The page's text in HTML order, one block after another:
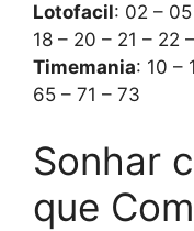
Lotofacil: 02 – 05
18 – 20 – 21 – 22
Timemania: 10 –
65 – 71 – 73
Sonhar
que